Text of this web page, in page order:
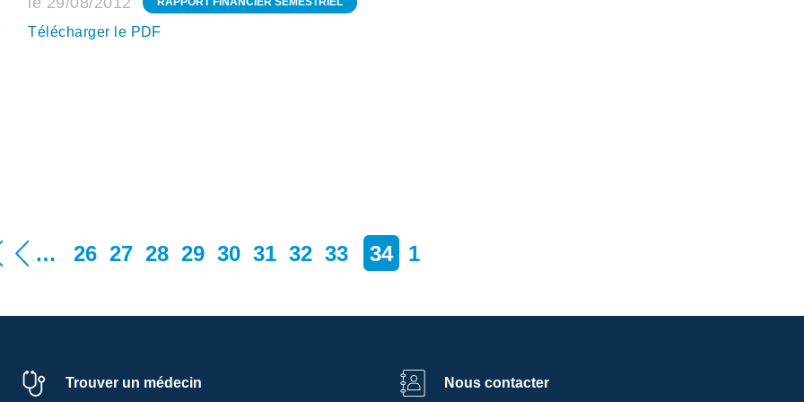
Télécharger le PDF
… 26 27 28 29 30 31 32 33 34 1
Trouver un médecin Nous contacter